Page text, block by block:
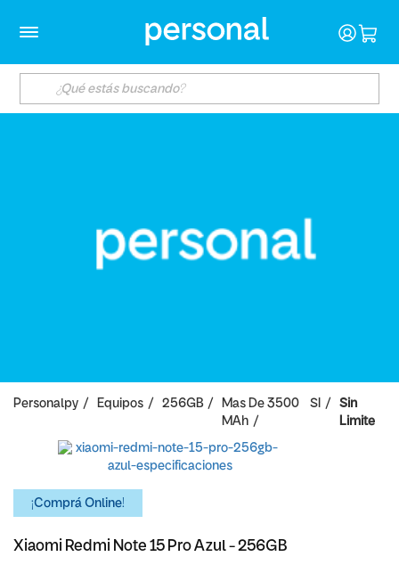
Personalpy Equipos 256GB
Mas De 3500
MAh
SI
Sin
Limite
¡Comprá Online!
Xiaomi Redmi Note 15 Pro Azul - 256GB